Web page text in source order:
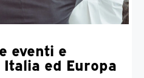
eventi e
ed Europa